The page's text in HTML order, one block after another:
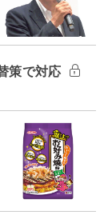
策で対応